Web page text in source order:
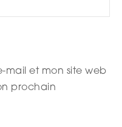
mail et mon site web
prochain